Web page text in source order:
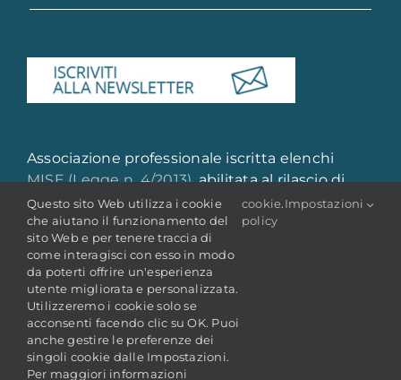
Associazione professionale iscritta elenchi
MISE (Legge n. 4/2013), abilitata al rilascio di
attestazione di qualità e qualificazione
professionale
© Copyright 2022 -2026 | ANAI - Associazione Nazionale
Archivistica Italiana
Questo sito Web utilizza i cookie
che aiutano il funzionamento del
sito Web e per tenere traccia di
come interagisci con esso in modo
da poterti offrire un'esperienza
utente migliorata e personalizzata.
Utilizzeremo i cookie solo se
acconsenti facendo clic su OK. Puoi
anche gestire le preferenze dei
singoli cookie dalle Impostazioni.
Per maggiori informazioni
cookie
policy
.Impostazioni